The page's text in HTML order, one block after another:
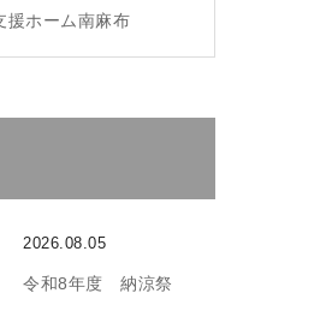
援ホーム南麻布
2026.08.05
令和8年度 納涼祭